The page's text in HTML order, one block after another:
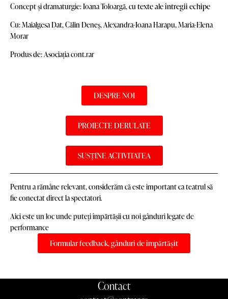
Concept și dramaturgie: Ioana Toloargă, cu texte ale întregii echipe
Cu: Maialgesa Dat, Călin Deneș, Alexandra-Ioana Harapu, Maria-Elena
Morar
Produs de: Asociația cont.rar
DESPRE NOI
PROIECTE DERULATE
SUSȚINE ACTIVITATEA
Pentru a rămâne relevant, considerăm că este important ca teatrul să
fie conectat direct la spectatori.
Aici este un loc unde puteți împărtășii cu noi gânduri legate de
performance
Formular feedback, gânduri de împărtășit
Contact